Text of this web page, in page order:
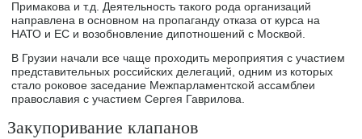
Примакова и т.д. Деятельность такого рода организаций
направлена в основном на пропаганду отказа от курса на
НАТО и ЕС и возобновление дипотношений с Москвой.
В Грузии начали все чаще проходить мероприятия с участием
представительных российских делегаций, одним из которых
стало роковое заседание Межпарламентской ассамблеи
православия с участием Сергея Гаврилова.
Закупоривание клапанов